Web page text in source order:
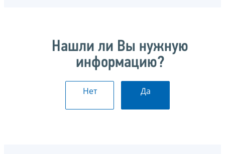
Нашли ли Вы нужную
информацию?
Нет Да